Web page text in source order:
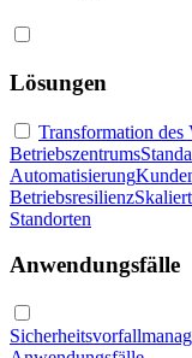
Lösungen
Transformation des
Betriebszentrums
Automatisierung
Betriebsresilienz
Standorten
Anwendungsfälle